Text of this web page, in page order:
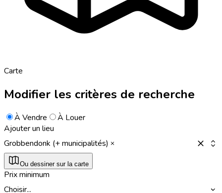
Carte
Modifier les critères de recherche
À Vendre
À Louer
Ajouter un lieu
Grobbendonk (+ municipalités)
Ou dessiner sur la carte
Prix minimum
Choisir...